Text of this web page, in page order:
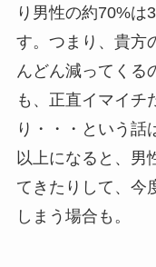
り男性の約70%は
す。つまり、貴方
んどん減ってくる
も、正直イマイチ
り・・・という話
以上になると、男
てきたりして、今
しまう場合も。